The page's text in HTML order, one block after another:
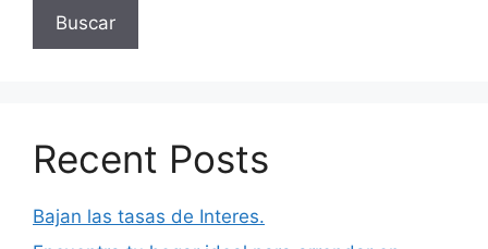
Buscar
Recent Posts
Bajan las tasas de Interes.